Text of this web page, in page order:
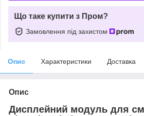
Що таке купити з Пром?
Замовлення під захистом
Опис Характеристики Доставка
Опис
Дисплейний модуль для